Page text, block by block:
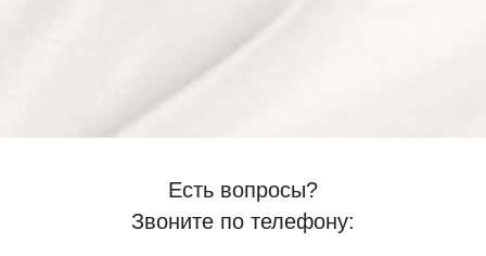
Есть вопросы?
Звоните по телефону: